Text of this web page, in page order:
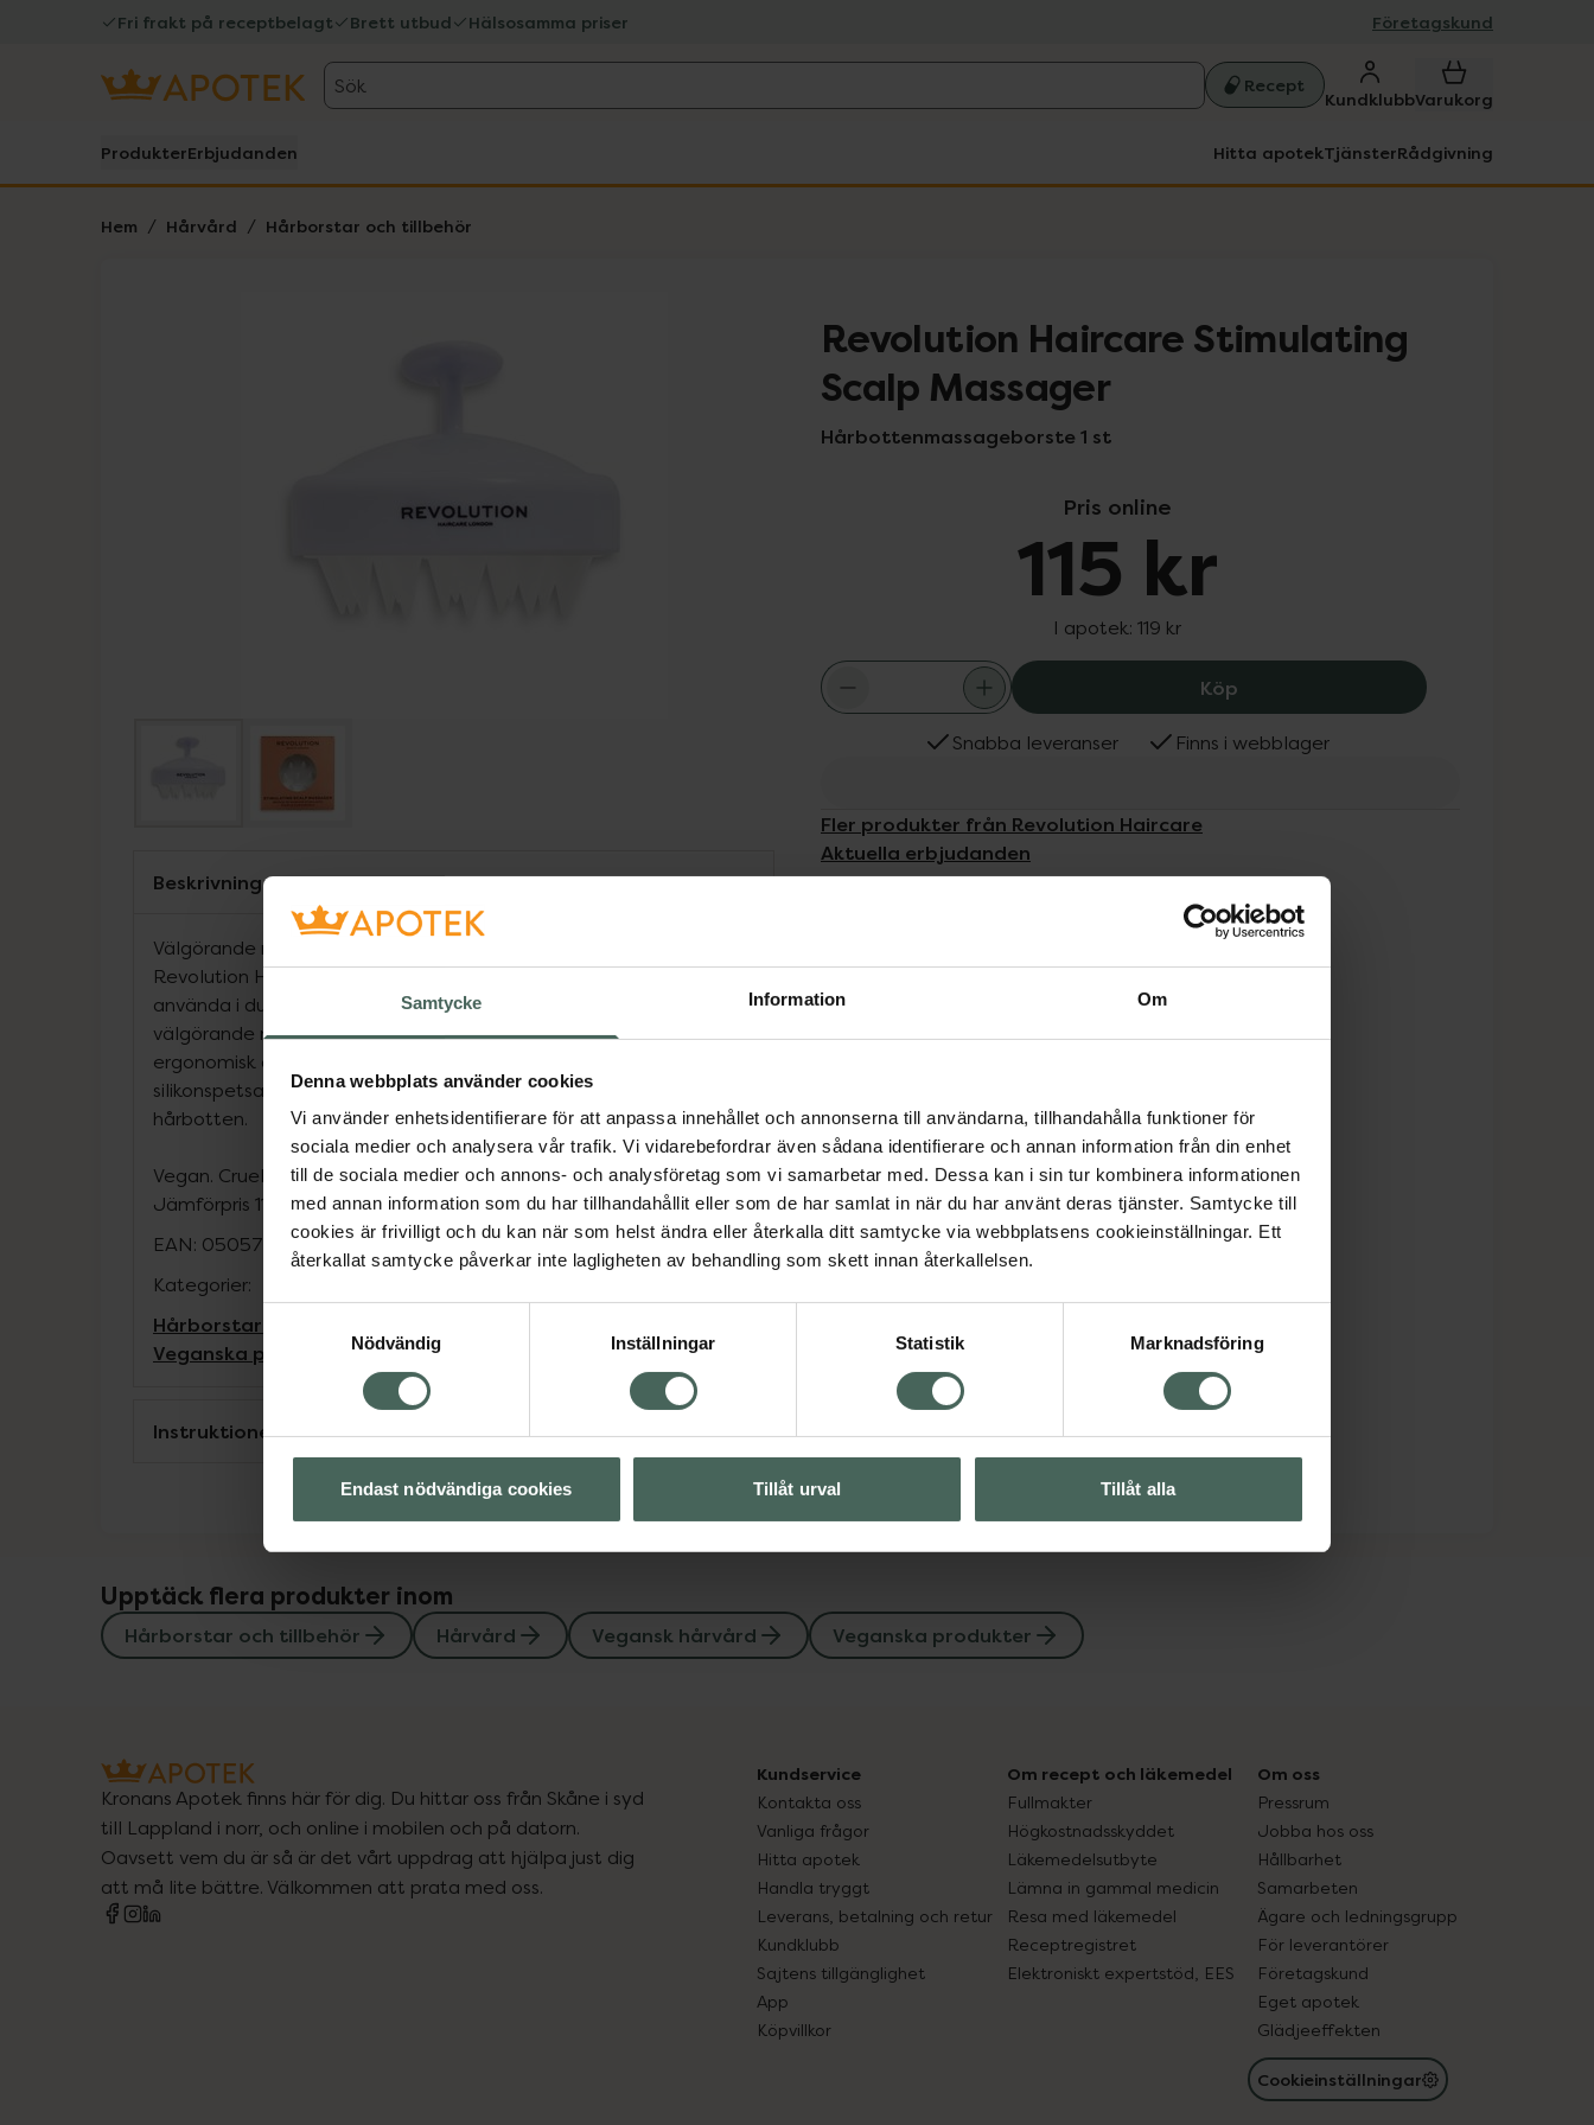
Samtycke Information Om
Denna webbplats använder cookies
Vi använder enhetsidentifierare för att anpassa innehållet och annonserna till användarna, tillhandahålla funktioner för
sociala medier och analysera vår trafik. Vi vidarebefordrar även sådana identifierare och annan information från din enhet
till de sociala medier och annons- och analysföretag som vi samarbetar med. Dessa kan i sin tur kombinera informationen
med annan information som du har tillhandahållit eller som de har samlat in när du har använt deras tjänster. Samtycke till
cookies är frivilligt och du kan när som helst ändra eller återkalla ditt samtycke via webbplatsens cookieinställningar. Ett
återkallat samtycke påverkar inte lagligheten av behandling som skett innan återkallelsen.
Nödvändig
Inställningar Statistik Marknadsföring
Endast nödvändiga cookies Tillåt urval Tillåt alla
Fri frakt på receptbelagt Brett utbud Hälsosamma priser Företagskund
Sök Recept
KundklubbVarukorg
ProdukterErbjudanden Hitta apotekTjänsterRådgivning
Hem Hårvård Hårborstar och tillbehör
Revolution Haircare Stimulating
Scalp Massager
Hårbottenmassageborste 1 st
Pris online
115 kr
I apotek: 119 kr
Köp Revolution Haircare Stimulating
Snabba leveranser Finns i webblager
Fler produkter från Revolution Haircare
Aktuella erbjudanden
Beskrivning
Dölj
Välgörande masage
Revolution Haircare Stimulating Scalp Massager passar perfekt att
använda i duschen eller badet och låter dig ge en behaglig och
välgörande massage till din hårbotten. Hårbottenmassageborste i
ergonomisk design som ligger bekvämt i handen, försedd med
silikonspetsar som låter dig stimulera blodcirkulationen hos
hårbotten.
Vegan. Cruelty Free.
Jämförpris 119 kr/st
EAN: 05057566440417
Kategorier:
Hårborstar och tillbehör
Veganska produkter
Instruktioner Visa
Upptäck flera produkter inom
Hårborstar och tillbehör Hårvård Vegansk hårvård Veganska produkter
Kronans Apotek finns här för dig. Du hittar oss från Skåne i syd
till Lappland i norr, och online i mobilen och på datorn.
Oavsett vem du är så är det vårt uppdrag att hjälpa just dig
att må lite bättre. Välkommen att prata med oss.
Kundservice
Kontakta oss
Vanliga frågor
Hitta apotek
Handla tryggt
Leverans, betalning och retur
Kundklubb
Sajtens tillgänglighet
App
Köpvillkor
Om recept och läkemedel
Fullmakter
Högkostnadsskyddet
Läkemedelsutbyte
Lämna in gammal medicin
Resa med läkemedel
Receptregistret
Elektroniskt expertstöd, EES
Om oss
Pressrum
Jobba hos oss
Hållbarhet
Samarbeten
Ägare och ledningsgrupp
För leverantörer
Företagskund
Eget apotek
Glädjeeffekten
Cookieinställningar